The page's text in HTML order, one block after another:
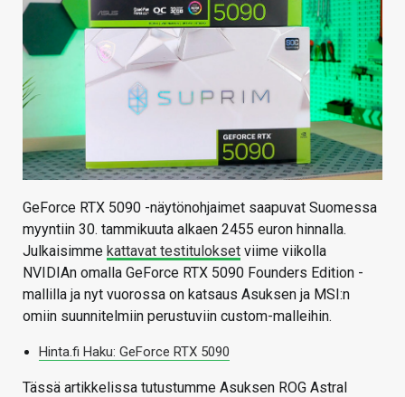
VAIHDA TEEMA
HAKU
GeForce RTX 5090 -näytönohjaimet saapuvat Suomessa
myyntiin 30. tammikuuta alkaen 2455 euron hinnalla.
Julkaisimme kattavat testitulokset viime viikolla
NVIDIAn omalla GeForce RTX 5090 Founders Edition -
mallilla ja nyt vuorossa on katsaus Asuksen ja MSI:n
omiin suunnitelmiin perustuviin custom-malleihin.
Hinta.fi Haku: GeForce RTX 5090
Tässä artikkelissa tutustumme Asuksen ROG Astral